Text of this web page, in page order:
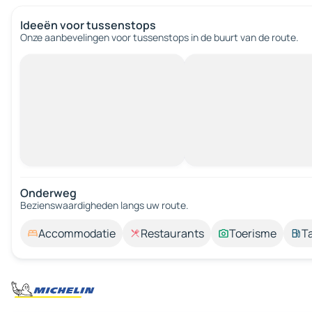
Ideeën voor tussenstops
Onze aanbevelingen voor tussenstops in de buurt van de route.
Onderweg
Bezienswaardigheden langs uw route.
Accommodatie Restaurants Toerisme